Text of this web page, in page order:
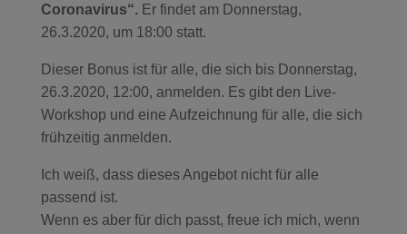
Coronavirus“.Er findet am Donnerstag,
26.3.2020, um 18:00 statt.
Dieser Bonus ist für alle, die sich bis Donnerstag,
26.3.2020, 12:00, anmelden. Es gibt den Live-
Workshop und eine Aufzeichnung für alle, die sich
frühzeitig anmelden.
Ich weiß, dass dieses Angebot nicht für alle
passend ist.
Wenn es aber für dich passt, freue ich mich, wenn